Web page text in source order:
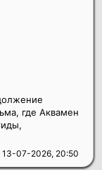
13-07-2026, 20:50
где Аквамен